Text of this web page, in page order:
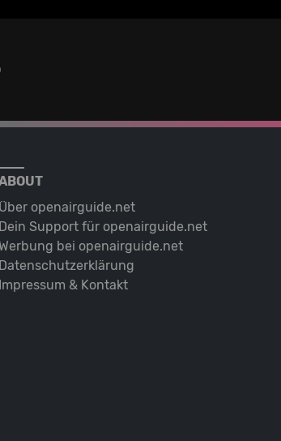
Über openairguide.net
Dein Support für openairguide.net
bei openairguide.net
Datenschutz­erklärung
Impressum & Kontakt